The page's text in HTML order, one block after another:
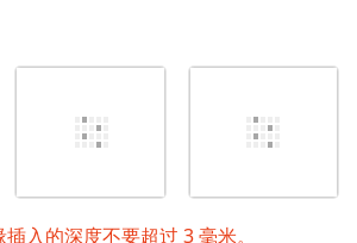
入的深度不要超过 3 毫米。